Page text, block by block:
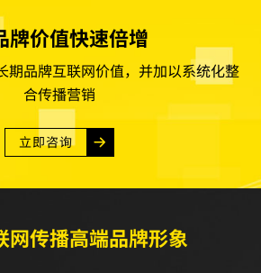
牌价值快速倍增
期品牌互联网价值，并加以系统化整
合传播营销
立即咨询
网传播高端品牌形象